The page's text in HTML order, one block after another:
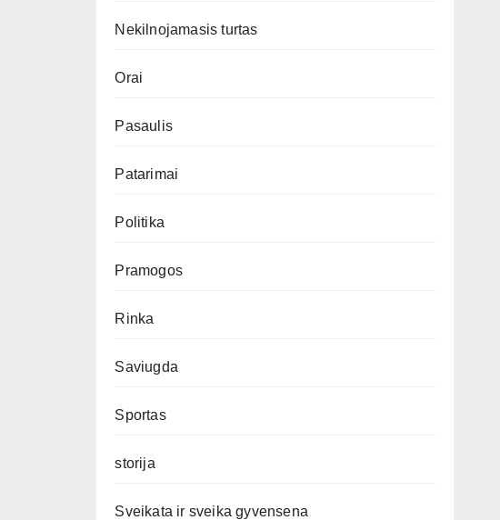
Nekilnojamasis turtas
Orai
Pasaulis
Patarimai
Politika
Pramogos
Rinka
Saviugda
Sportas
storija
Sveikata ir sveika gyvensena